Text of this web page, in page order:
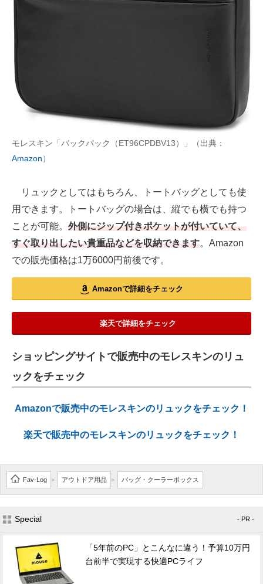
モレスキン「バックパック（ET96CPDBV13）」（出典：
Amazon）
リュックとしてはもちろん、トートバッグとしても使
用できます。トートバッグの場合は、縦でも横でも持つ
ことが可能。 外側にジップ付きポケットが付いていて、
すぐ取り出したい貴重品などを収納できます。Amazon
での販売価格は1万6000円前後です。
Amazonで詳細をチェック
楽天で詳細をチェック
ショッピングサイトで販売中のモレスキンのリュ
ックをチェック
Amazonで販売中のモレスキンのリュックをチェック！
楽天で販売中のモレスキンのリュックをチェック！
Fav-Log > アウトドア用品 > バッグ・クーラーボックス
Special - PR -
「5年前のPC」とこんなに違う！予算10万円
台前半で実現する快適PCライフ